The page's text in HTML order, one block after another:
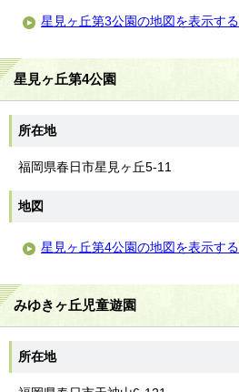
星見ヶ丘第3公園の地図を表示する
星見ヶ丘第4公園
所在地
福岡県春日市星見ヶ丘5-11
地図
星見ヶ丘第4公園の地図を表示する
みゆきヶ丘児童遊園
所在地